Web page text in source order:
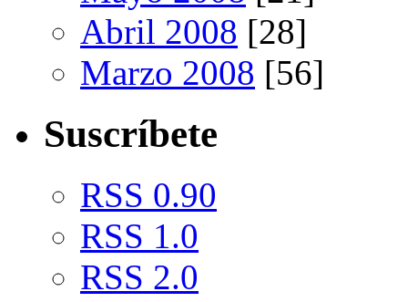
Abril 2008 [28]
Marzo 2008 [56]
Suscríbete
RSS 0.90
RSS 1.0
RSS 2.0